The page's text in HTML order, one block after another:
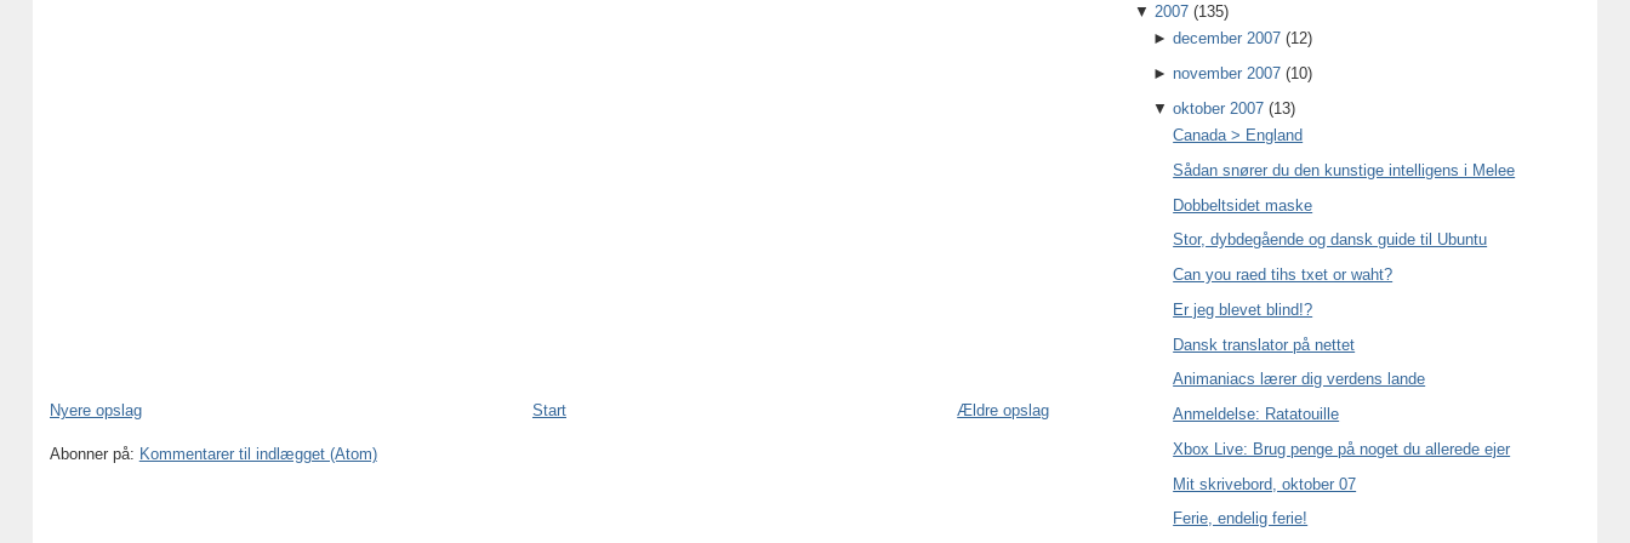
Nyere opslag Ældre opslag
Start
Abonner på: Kommentarer til indlægget (Atom)
▼ 2007 (135)
►december 2007 (12)
►november 2007 (10)
▼oktober 2007 (13)
Canada > England
Sådan snører du den kunstige intelligens i Melee
Dobbeltsidet maske
Stor, dybdegående og dansk guide til Ubuntu
Can you raed tihs txet or waht?
Er jeg blevet blind!?
Dansk translator på nettet
Animaniacs lærer dig verdens lande
Anmeldelse: Ratatouille
Xbox Live: Brug penge på noget du allerede ejer
Mit skrivebord, oktober 07
Ferie, endelig ferie!